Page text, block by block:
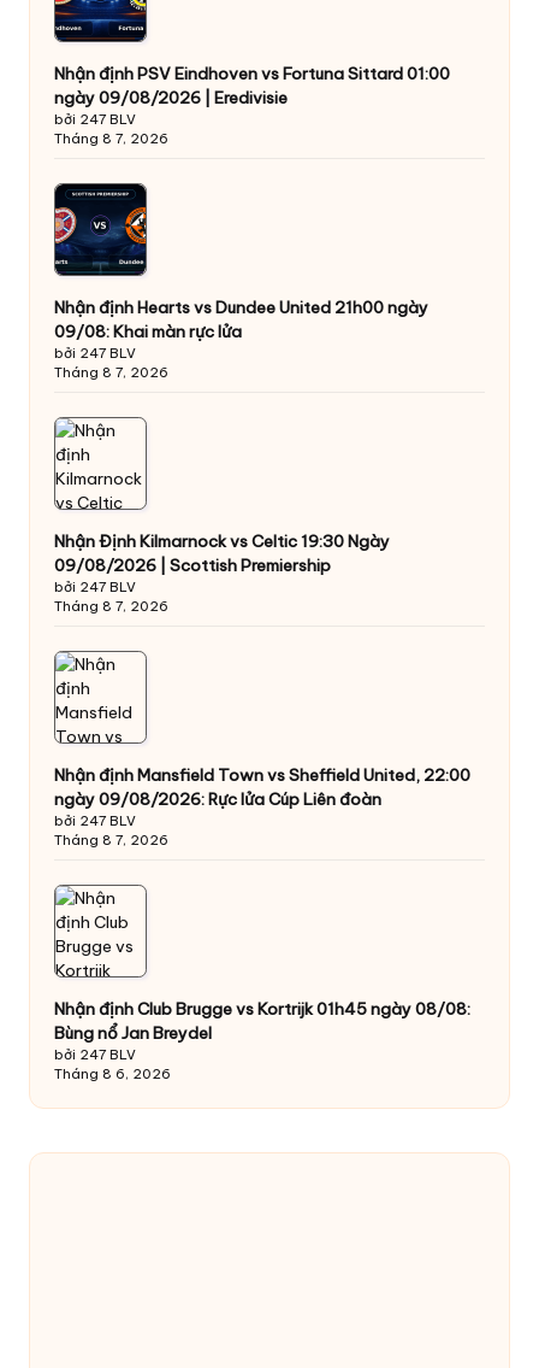
Nhận định PSV Eindhoven vs Fortuna Sittard 01:00
ngày 09/08/2026 | Eredivisie
bởi 247 BLV
Tháng 8 7, 2026
Nhận định Hearts vs Dundee United 21h00 ngày
09/08: Khai màn rực lửa
bởi 247 BLV
Tháng 8 7, 2026
Nhận Định Kilmarnock vs Celtic 19:30 Ngày
09/08/2026 | Scottish Premiership
bởi 247 BLV
Tháng 8 7, 2026
Nhận định Mansfield Town vs Sheffield United, 22:00
ngày 09/08/2026: Rực lửa Cúp Liên đoàn
bởi 247 BLV
Tháng 8 7, 2026
Nhận định Club Brugge vs Kortrijk 01h45 ngày 08/08:
Bùng nổ Jan Breydel
bởi 247 BLV
Tháng 8 6, 2026